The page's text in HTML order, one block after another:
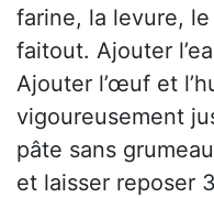
farine, la levure,
faitout. Ajouter
Ajouter l’œuf et
vigoureusement
pâte sans
et laisser reposer